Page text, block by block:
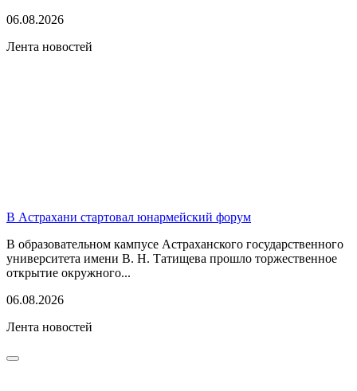
06.08.2026
Лента новостей
В Астрахани стартовал юнармейский форум
В образовательном кампусе Астраханского государственного
университета имени В. Н. Татищева прошло торжественное
открытие окружного...
06.08.2026
Лента новостей